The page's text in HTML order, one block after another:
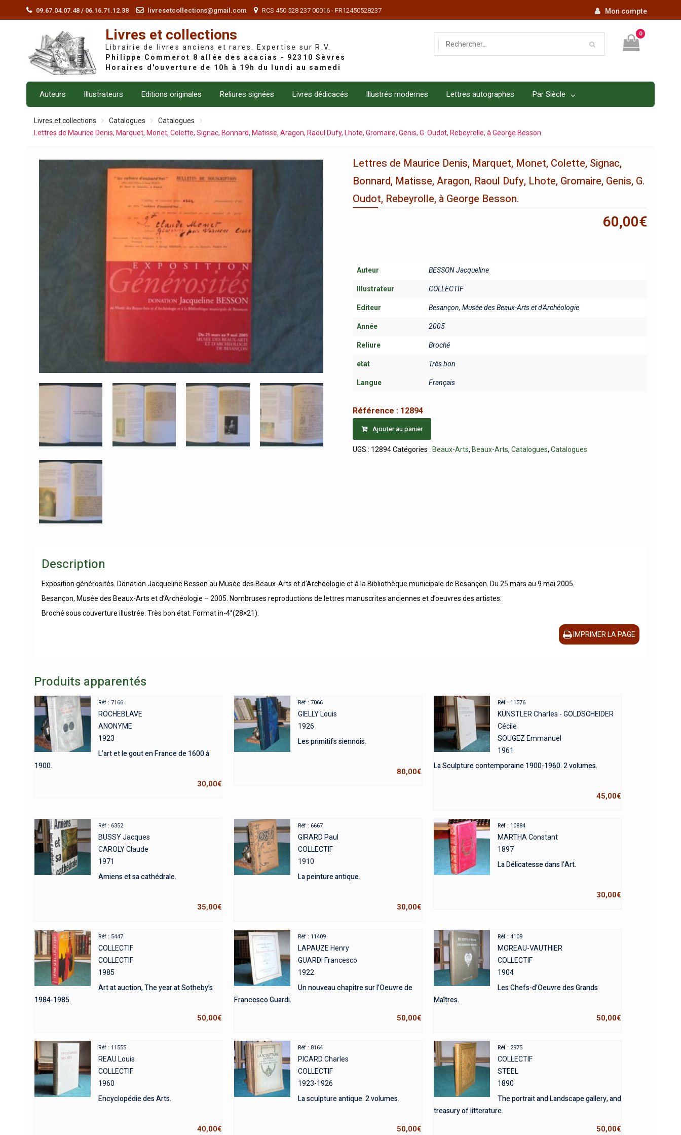
09.67.04.07.48 / 06.16.71.12.38 livresetcollections@gmail.com RCS 450 528 237 00016 - FR12450528237 Mon compte
Livres et collections
Librairie de livres anciens et rares. Expertise sur R.V.
0
Auteurs Illustrateurs Editions originales Reliures signées Livres dédicacés Illustrés modernes Lettres autographes Par Siècle
Livres et collections Catalogues
Catalogues
Lettres de Maurice Denis, Marquet, Monet, Colette, Signac, Bonnard, Matisse, Aragon, Raoul Dufy, Lhote, Gromaire, Genis, G. Oudot, Rebeyrolle, à George Besson.
Lettres de Maurice Denis, Marquet, Monet, Colette, Signac,
Bonnard, Matisse, Aragon, Raoul Dufy, Lhote, Gromaire, Genis, G.
Oudot, Rebeyrolle, à George Besson.
60,00€
Auteur BESSON Jacqueline
Illustrateur COLLECTIF
Editeur Besançon, Musée des Beaux-Arts et d'Archéologie
Année 2005
Reliure Broché
etat Très bon
Langue Français
Référence : 12894
Ajouter au panier
UGS : 12894 Catégories : Beaux-Arts, Beaux-Arts,Catalogues,Catalogues
Description
Exposition générosités. Donation Jacqueline Besson au Musée des Beaux-Arts et d’Archéologie et à la Bibliothèque municipale de Besançon. Du 25 mars au 9 mai 2005.
Besançon, Musée des Beaux-Arts et d’Archéologie – 2005. Nombruses reproductions de lettres manuscrites anciennes et d’oeuvres des artistes.
Broché sous couverture illustrée. Très bon état. Format in-4°(28×21).
IMPRIMER LA PAGE
Produits apparentés
Réf : 7166
ROCHEBLAVE
ANONYME
1923
L’art et le gout en France de 1600 à
1900.
30,00€
Réf : 7066
GIELLY Louis
1926
Les primitifs siennois.
80,00€
Réf : 11576
KUNSTLER Charles - GOLDSCHEIDER
Cécile
SOUGEZ Emmanuel
1961
La Sculpture contemporaine 1900-1960. 2 volumes.
45,00€
Réf : 6352
BUSSY Jacques
CAROLY Claude
1971
Amiens et sa cathédrale.
35,00€
Réf : 6667
GIRARD Paul
COLLECTIF
1910
La peinture antique.
30,00€
Réf : 10884
MARTHA Constant
1897
La Délicatesse dans l’Art.
30,00€
Réf : 5447
COLLECTIF
COLLECTIF
1985
Art at auction, The year at Sotheby’s
1984-1985.
50,00€
Réf : 11409
LAPAUZE Henry
GUARDI Francesco
1922
Un nouveau chapitre sur l’Oeuvre de
Francesco Guardi.
50,00€
Réf : 4109
MOREAU-VAUTHIER
COLLECTIF
1904
Les Chefs-d’Oeuvre des Grands
Maîtres.
50,00€
Réf : 11555
REAU Louis
COLLECTIF
1960
Encyclopédie des Arts.
40,00€
Réf : 8164
PICARD Charles
COLLECTIF
1923-1926
La sculpture antique. 2 volumes.
50,00€
Réf : 2975
COLLECTIF
STEEL
1890
The portrait and Landscape gallery, and
treasury of litterature.
50,00€